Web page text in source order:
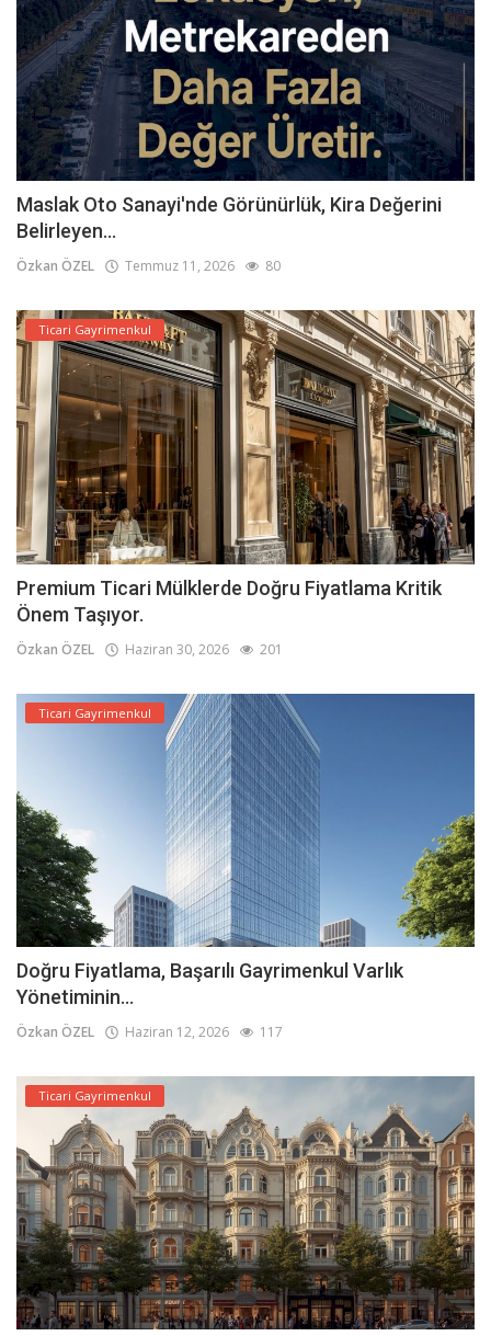
Maslak Oto Sanayi'nde Görünürlük, Kira Değerini
Belirleyen...
Özkan ÖZEL Temmuz 11, 2026 80
Ticari Gayrimenkul
Premium Ticari Mülklerde Doğru Fiyatlama Kritik
Önem Taşıyor.
Özkan ÖZEL Haziran 30, 2026 201
Ticari Gayrimenkul
Doğru Fiyatlama, Başarılı Gayrimenkul Varlık
Yönetiminin...
Özkan ÖZEL Haziran 12, 2026 117
Ticari Gayrimenkul